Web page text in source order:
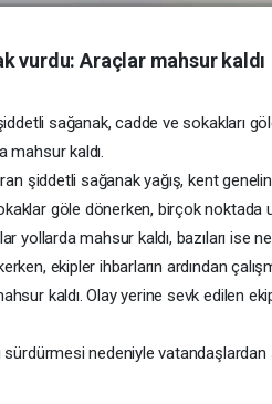
vurdu: Araçlar mahsur kaldı
sağanak, cadde ve sokakları
mahsur kaldı.
şiddetli sağanak yağış, kent
göle dönerken, birçok noktada
yollarda mahsur kaldı, bazıları
ekipler ihbarların ardından
kaldı. Olay yerine sevk edilen
sürdürmesi nedeniyle